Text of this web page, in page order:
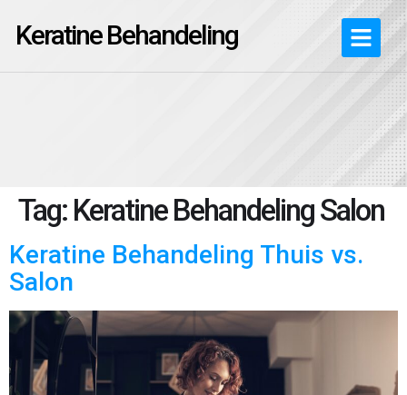
Keratine Behandeling
Tag: Keratine Behandeling Salon
Keratine Behandeling Thuis vs.
Salon